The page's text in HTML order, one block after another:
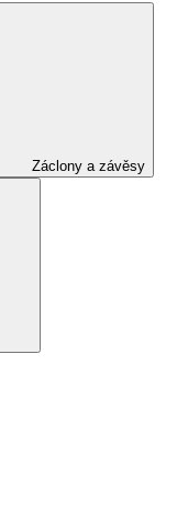
Záclony a závěsy